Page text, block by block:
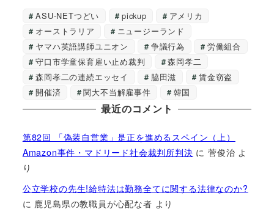
ASU-NETつどい pickup
アメリカ
オーストラリア
ニュージーランド
ヤマハ英語講師ユニオン
争議行為
労働組合
守口市学童保育雇い止め裁判
森岡孝二
森岡孝二の連続エッセイ
脇田滋
賃金窃盗
開催済
関大不当解雇事件 韓国
最近のコメント
第82回 「偽装自営業」是正を進めるスペイン（上）
Amazon事件・マドリード社会裁判所判決 に菅俊治 よ
り
公立学校の先生!給特法は勤務全てに関する法律なのか?
に 鹿児島県の教職員が心配な者 より